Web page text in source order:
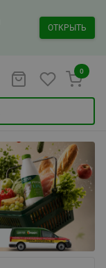
ОТКРЫТЬ
0